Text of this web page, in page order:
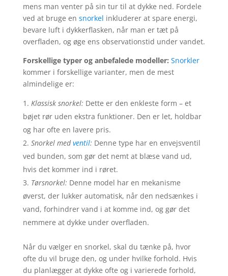
mens man venter på sin tur til at dykke ned. Fordele
ved at bruge en snorkel inkluderer at spare energi,
bevare luft i dykkerflasken, når man er tæt på
overfladen, og øge ens observationstid under vandet.
Forskellige typer og anbefalede modeller: Snorkler
kommer i forskellige varianter, men de mest
almindelige er:
Klassisk snorkel: Dette er den enkleste form – et
bøjet rør uden ekstra funktioner. Den er let, holdbar
og har ofte en lavere pris.
Snorkel medventil: Denne type har en envejsventil
ved bunden, som gør det nemt at blæse vand ud,
hvis det kommer ind i røret.
Tørsnorkel: Denne model har en mekanisme
øverst, der lukker automatisk, når den nedsænkes i
vand, forhindrer vand i at komme ind, og gør det
nemmere at dykke under overfladen.
Når du vælger en snorkel, skal du tænke på, hvor
ofte du vil bruge den, og under hvilke forhold. Hvis
du planlægger at dykke ofte og i varierede forhold,